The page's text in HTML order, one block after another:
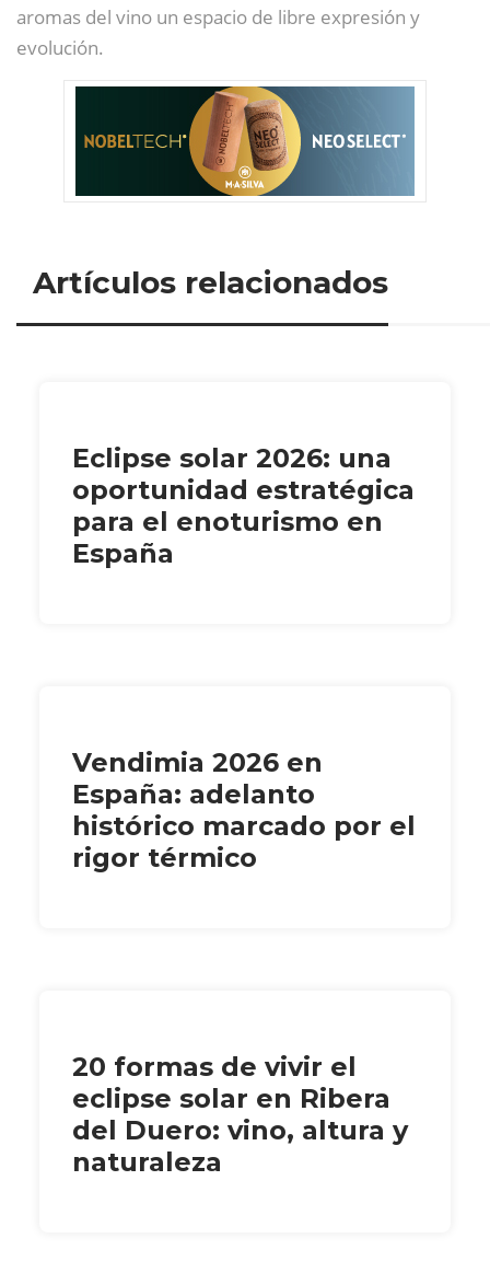
aromas del vino un espacio de libre expresión y
evolución.
Artículos relacionados
Eclipse solar 2026: una
oportunidad estratégica
para el enoturismo en
España
Vendimia 2026 en
España: adelanto
histórico marcado por el
rigor térmico
20 formas de vivir el
eclipse solar en Ribera
del Duero: vino, altura y
naturaleza